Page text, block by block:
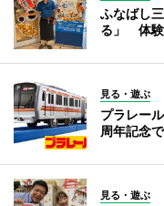
ふなばし
る」 体験
見る・遊ぶ
プラレー
周年記念
見る・遊ぶ